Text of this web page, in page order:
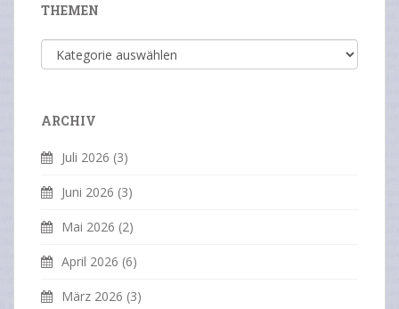
THEMEN
Themen
ARCHIV
Juli 2026 (3)
Juni 2026 (3)
Mai 2026 (2)
April 2026 (6)
März 2026 (3)